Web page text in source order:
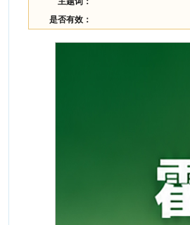
是否有效：